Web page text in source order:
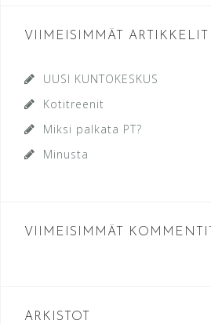
VIIMEISIMMÄT ARTIKKELIT
UUSI KUNTOKESKUS
Kotitreenit
Miksi palkata PT?
Minusta
VIIMEISIMMÄT KOMMENTIT
ARKISTOT